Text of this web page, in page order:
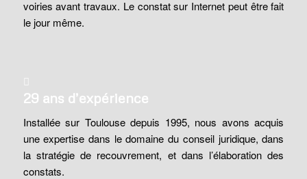
voiries avant travaux. Le constat sur Internet peut être fait
le jour même.
29 ans d’expérience
Installée sur Toulouse depuis 1995, nous avons acquis
une expertise dans le domaine du conseil juridique, dans
la stratégie de recouvrement, et dans l’élaboration des
constats.